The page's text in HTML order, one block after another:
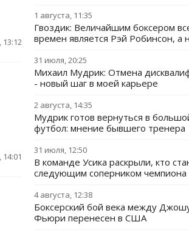
13:12
1 августа, 11:35
Гвоздик: Величайшим боксером
времен является Рэй Робинсон, а
31 июля, 20:25
Михаил Мудрик: Отмена
- новый шаг в моей карьере
2 августа, 14:35
Мудрик готов вернуться в
футбол: мнение бывшего тренера
31 июля, 12:50
В команде Усика раскрыли, кто
следующим соперником чемпиона
4 августа, 12:38
Боксерский бой века между
Фьюри перенесен в США